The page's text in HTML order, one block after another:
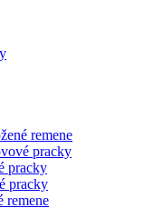
remene
pracky
pracky
pracky
remene